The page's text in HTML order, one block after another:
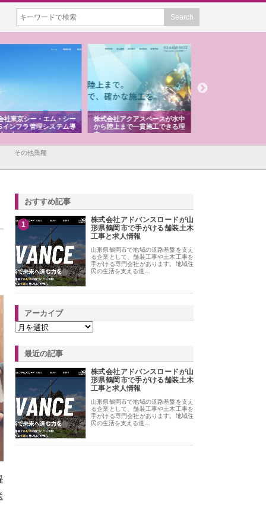
社アクアスペースが水中
上まで一貫施工できる理
株式会社地盤調査事務所が選ば
れ続ける理由と建設コンサルの
強み
その他業種
おすすめ記事
1
株式会社アドバンスロードが山
形県鶴岡市で手がける舗装土木
工事と求人情報
山形県鶴岡市で地域の道路基盤を支え
る企業として、舗装工事や土木工事を
手がける専門会社があります。地域住
民の生活を支える道…
アーカイブ
最近の記事
株式会社アドバンスロードが山
形県鶴岡市で手がける舗装土木
工事と求人情報
山形県鶴岡市で地域の道路基盤を支え
る企業として、舗装工事や土木工事を
手がける専門会社があります。地域住
民の生活を支える道…